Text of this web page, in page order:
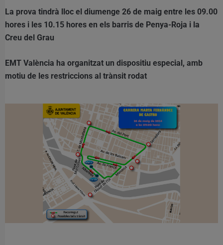
La prova tindrà lloc el diumenge 26 de maig entre les 09.00
hores i les 10.15 hores en els barris de Penya-Roja i la
Creu del Grau
EMT València ha organitzat un dispositiu especial, amb
motiu de les restriccions al trànsit rodat